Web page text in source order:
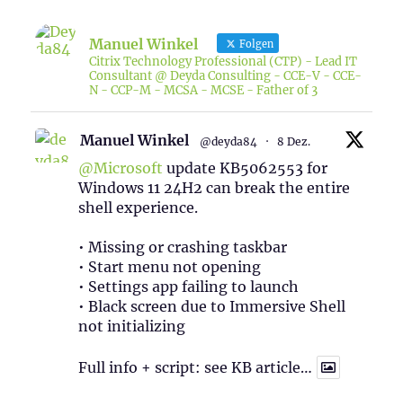
Manuel Winkel Folgen
Citrix Technology Professional (CTP) - Lead IT
Consultant @ Deyda Consulting - CCE-V - CCE-
N - CCP-M - MCSA - MCSE - Father of 3
Manuel Winkel @deyda84 · 8 Dez.
@Microsoft update KB5062553 for
Windows 11 24H2 can break the entire
shell experience.
• Missing or crashing taskbar
• Start menu not opening
• Settings app failing to launch
• Black screen due to Immersive Shell
not initializing
Full info + script: see KB article…